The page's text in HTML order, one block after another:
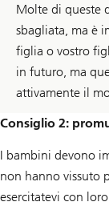
Molte di queste
sbagliata, ma è
figlia o vostro
in futuro, ma
attivamente il
Consiglio 2:
I bambini devono
non hanno vissuto
esercitatevi con